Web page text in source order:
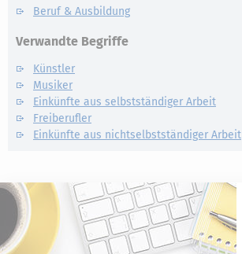
Beruf & Ausbildung
Verwandte Begriffe
Künstler
Musiker
Einkünfte aus selbstständiger Arbeit
Freiberufler
Einkünfte aus nichtselbstständiger Arbeit